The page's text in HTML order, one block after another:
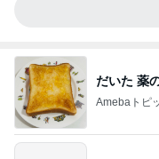
だいた 薬
Amebaトピ